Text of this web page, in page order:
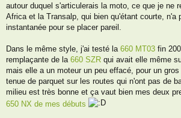
autour duquel s'articulerais la moto, ce que je ne
Africa et la Transalp, qui bien qu'étant courte, n'a
instantanée pour se placer pareil.
Dans le même style, j'ai testé la 660 MT03 fin
remplaçante de la 660 SZR qui avait elle même
mais elle a un moteur un peu effacé, pour un
tenue de parquet sur les routes qui n'ont pas de
milieu est très bonne et ça vaut bien mes deux
650 NX de mes débuts